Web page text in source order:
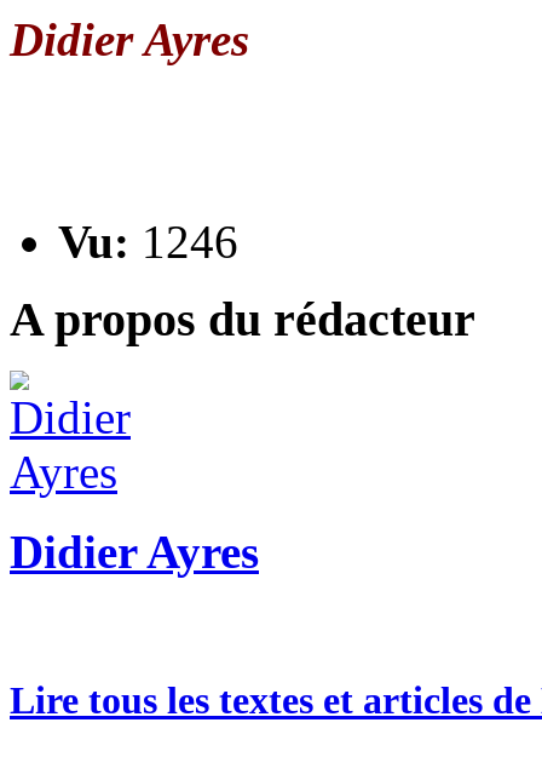
Didier Ayres
Vu: 1246
A propos du rédacteur
Didier Ayres
Lire tous les textes et articles